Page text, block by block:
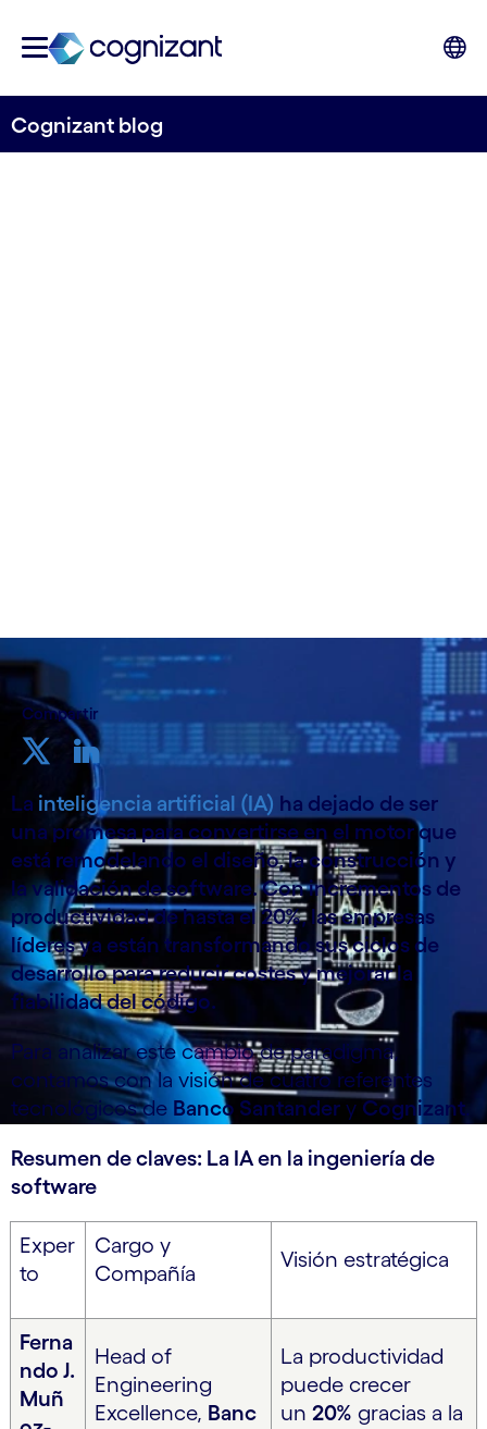
Cognizant blog
Compartir
La inteligencia artificial (IA) ha dejado de ser
una promesa para convertirse en el motor que
está remodelando el diseño, la construcción y
la validación de software. Con incrementos de
productividad de hasta el 20%, las empresas
líderes ya están transformando sus ciclos de
desarrollo para reducir costes y mejorar la
fiabilidad del código.
Para analizar este cambio de paradigma,
contamos con la visión de cuatro referentes
tecnológicos de Banco Santander y Cognizant.
Resumen de claves: La IA en la ingeniería de
software
Exper
to
Cargo y
Compañía
Visión estratégica
Ferna
ndo J.
Muñ
Head of
Engineering
Excellence, Banc
La productividad
puede crecer
un 20% gracias a la